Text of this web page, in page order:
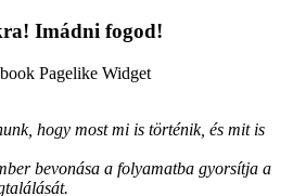
Imádni fogod!
hogy most mi is történik, és mit is
bevonása a folyamatba gyorsítja a